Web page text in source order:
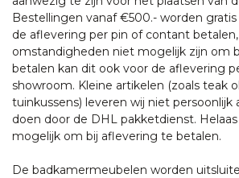
Bestellingen vanaf €500.- worden
de aflevering per pin of contant
omstandigheden niet mogelijk zijn om
betalen kan dit ook voor de aflevering
showroom. Kleine artikelen (zoals teak
tuinkussens) leveren wij niet persoonlijk
doen door de DHL pakketdienst.
mogelijk om bij aflevering te betalen.
De badkamermeubelen worden